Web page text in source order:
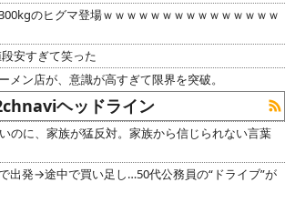
のヒグマ登場ｗｗｗｗｗｗｗｗｗｗｗｗｗｗｗ
安すぎて笑った
メン店が、意識が高すぎて限界を突破。
ヘッドライン
のに、家族が猛反対。家族から信じられない言葉
出発→途中で買い足し…50代公務員の“ドライブ”が